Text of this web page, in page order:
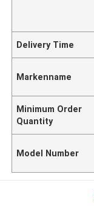
Delivery Time
Markenname
Minimum Order
Quantity
Model Number